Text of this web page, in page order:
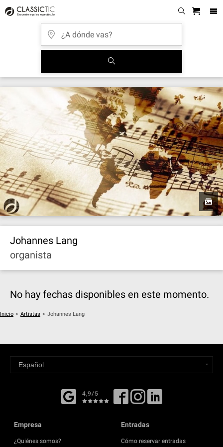
Johannes Lang
organista
No hay fechas disponibles en este momento.
Inicio > Artistas > Johannes Lang
4,9/5
Empresa
¿Quiénes somos?
Entradas
Cómo reservar entradas